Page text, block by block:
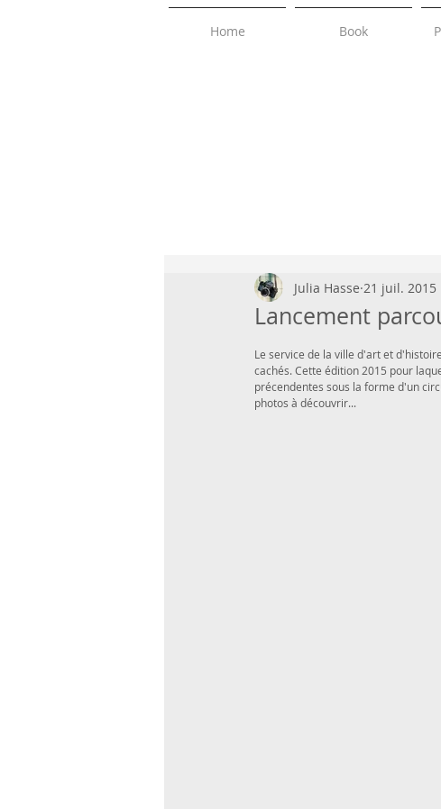
Home Book
Lancement
Julia Hasse 21 juil. 2015
Le service de la ville d'art et
cachés. Cette édition 2015 pour
précendentes sous la forme d'un
photos à découvrir...